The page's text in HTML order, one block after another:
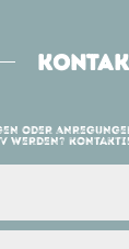
oder
werden?